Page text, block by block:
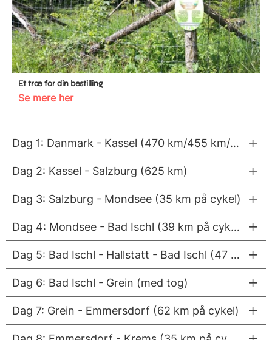
Et træ for din bestilling
Se mere her
Dag 1: Danmark - Kassel (470 km/455 km/435 km)
Dag 2: Kassel - Salzburg (625 km)
Dag 3: Salzburg - Mondsee (35 km på cykel)
Dag 4: Mondsee - Bad Ischl (39 km på cykel)
Dag 5: Bad Ischl - Hallstatt - Bad Ischl (47 km på cykel)
Dag 6: Bad Ischl - Grein (med tog)
Dag 7: Grein - Emmersdorf (62 km på cykel)